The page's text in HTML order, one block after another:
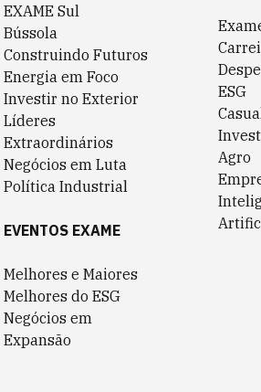
EXAME Sul
Bússola
Construindo Futuros
Energia em Foco
Investir no Exterior
Líderes
Extraordinários
Negócios em Luta
Política Industrial
EVENTOS EXAME
Melhores e Maiores
Melhores do ESG
Negócios em
Expansão
ESG
Invest
Agro